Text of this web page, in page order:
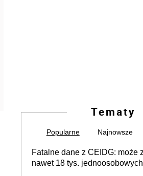
Tematy
Popularne Najnowsze
Fatalne dane z CEIDG: może
nawet 18 tys.